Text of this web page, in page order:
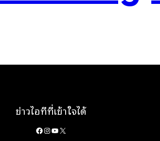
ข่าวไอทีที่เข้าใจได้
Facebook
Instagram
YouTube
X